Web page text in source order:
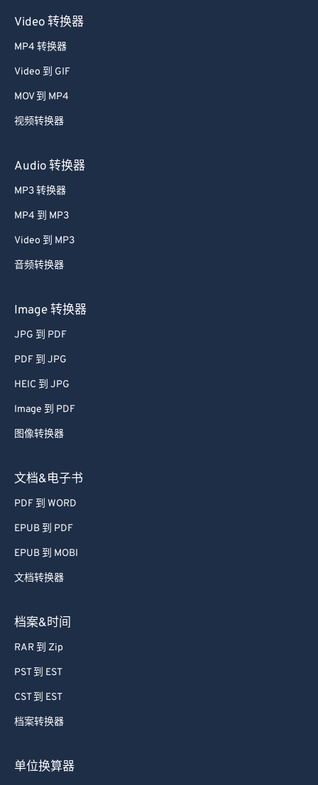
Video 转换器
MP4 转换器
Video 到 GIF
MOV 到 MP4
视频转换器
Audio 转换器
MP3 转换器
MP4 到 MP3
Video 到 MP3
音频转换器
Image 转换器
JPG 到 PDF
PDF 到 JPG
HEIC 到 JPG
Image 到 PDF
图像转换器
文档&电子书
PDF 到 WORD
EPUB 到 PDF
EPUB 到 MOBI
文档转换器
档案&时间
RAR 到 Zip
PST 到 EST
CST 到 EST
档案转换器
单位换算器